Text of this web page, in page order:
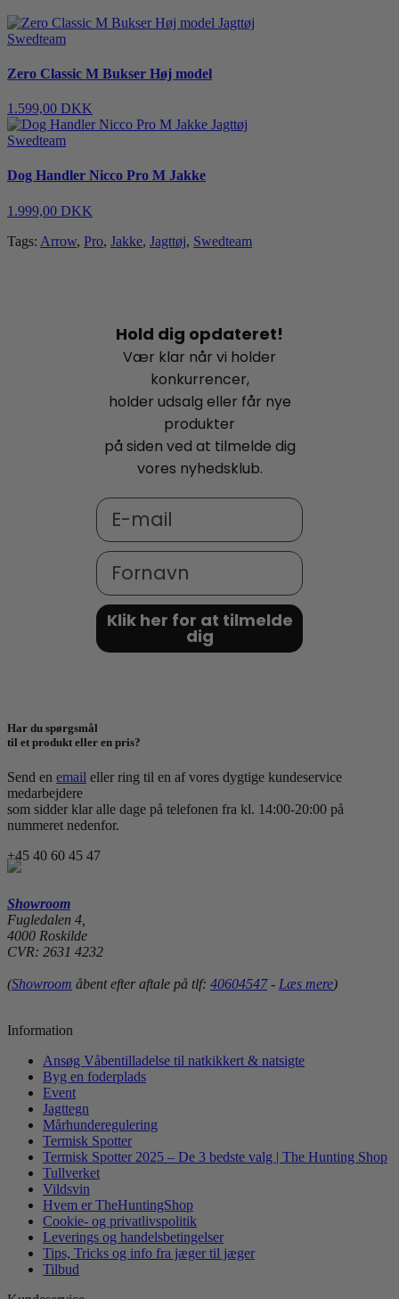
Swedteam
Zero Classic M Bukser Høj model
1.599,00 DKK
Swedteam
Dog Handler Nicco Pro M Jakke
1.999,00 DKK
Tags: Arrow, Pro, Jakke, Jagttøj, Swedteam
Hold dig opdateret!
Vær klar når vi holder
konkurrencer,
holder udsalg eller får nye
produkter
på siden ved at tilmelde dig
vores nyhedsklub.
Email
Fornavn
Klik her for at tilmelde
dig
Har du spørgsmål
til et produkt eller en pris?
Send en email eller ring til en af vores dygtige kundeservice
medarbejdere
som sidder klar alle dage på telefonen fra kl. 14:00-20:00 på
nummeret nedenfor.
+45 40 60 45 47
Showroom
Fugledalen 4,
4000 Roskilde
CVR: 2631 4232
(Showroom åbent efter aftale på tlf: 40604547- Læs mere)
Information
Ansøg Våbentilladelse til natkikkert & natsigte
Byg en foderplads
Event
Jagttegn
Mårhunderegulering
Termisk Spotter
Termisk Spotter 2025 – De 3 bedste valg | The Hunting Shop
Tullverket
Vildsvin
Hvem er TheHuntingShop
Cookie- og privatlivspolitik
Leverings og handelsbetingelser
Tips, Tricks og info fra jæger til jæger
Tilbud